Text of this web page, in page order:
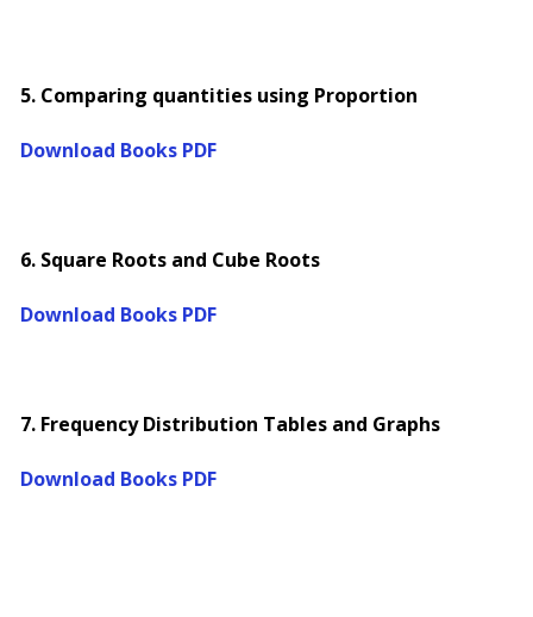
5. Comparing quantities using Proportion
Download Books PDF
6. Square Roots and Cube Roots
Download Books PDF
7. Frequency Distribution Tables and Graphs
Download Books PDF